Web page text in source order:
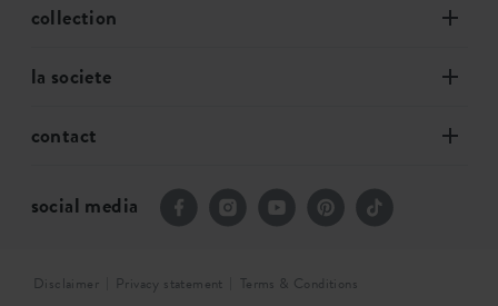
collection
la societe
contact
social media
Disclaimer Privacy statement Terms & Conditions